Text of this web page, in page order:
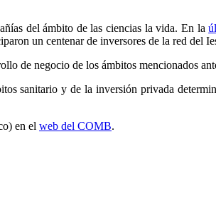
del ámbito de las ciencias la vida. En la
un centenar de inversores de la red del
de negocio de los ámbitos mencionados
sanitario y de la inversión privada
en el web del COMB.